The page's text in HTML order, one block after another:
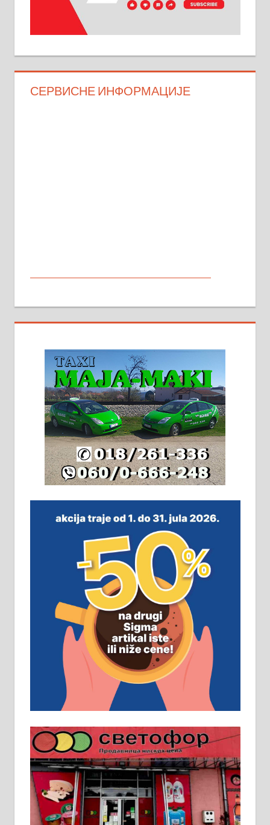
СЕРВИСНЕ ИНФОРМАЦИЈЕ
стамбене целине једна уз другу.
2х150м2, две гараже, централно
грејање на гас и дрва. Две
адресе. 063/71-74-023
Издајем комплетно опремљену
халу на Житковачком путу, на
плацу површине око 7 ари.
064/321-80-51; 063/102-35-25
На продају легализована, нова,
м2 са плацем од 8 ари у Зеленом
виру у Алексинцу. Могућа
замена. 064/21-63-584
ПОСЛОВНИ ОГЛАСИ
Рудник и флотација Рудник
д.о.о. Рудник запошљава 20
помоћника рудара. Услови:
Основна школа, пожељно радно
искуство на истим и сличним
пословима, али не и неопходан
услов. Обезбеђен смештај,
превоз, исхрана. 032/57-41-122 –
локал 22
Пружам услуге завршних радова
у грађевини, хидроизолације и
молерских радова. 061/25-28-058
Ало таксију потребан возач са Б
категоријом. 064/02-85-511